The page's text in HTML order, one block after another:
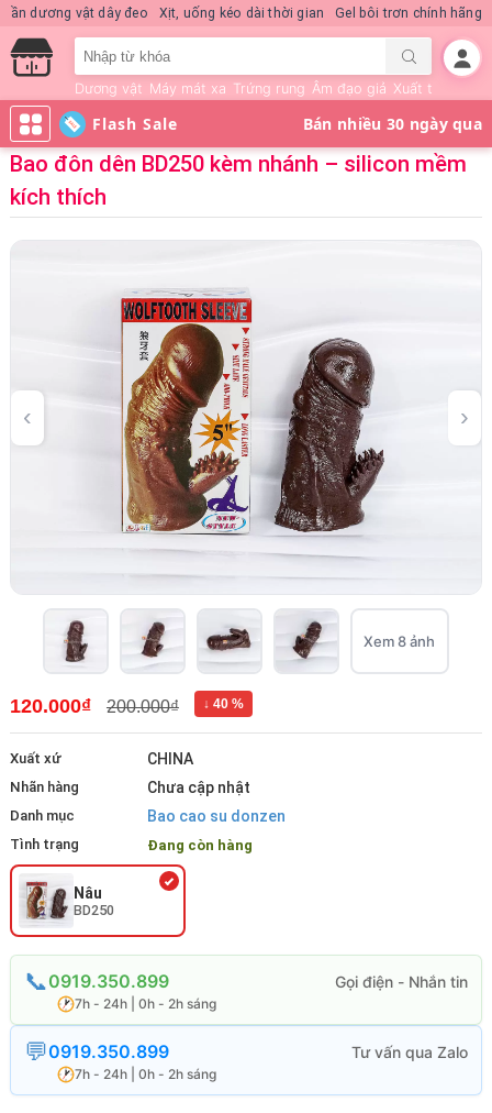
Nước hoa KD Quick Rush Quần dương vật dây đeo Xịt, uống kéo dài thời
Dương vật Máy mát xa Trứng rung Âm đạo giả Xuất tinh sớm
Flash Sale
Bao đôn dên BD250 kèm nhánh – silicon mềm
kích thích
Xem 8 ảnh
120.000₫ 200.000₫ ↓ 40 %
Xuất xứ CHINA
Nhãn hàng Chưa cập nhật
Danh mục Bao cao su donzen
Tình trạng Đang còn hàng
Nâu
BD250
0919.350.899
7h - 24h | 0h - 2h sáng
0919.350.899
7h - 24h | 0h - 2h sáng